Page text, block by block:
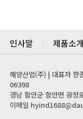
인사말 제품소개
해양산업(주) | 대표자
06398
경남 함안군 함안면 광
이메일